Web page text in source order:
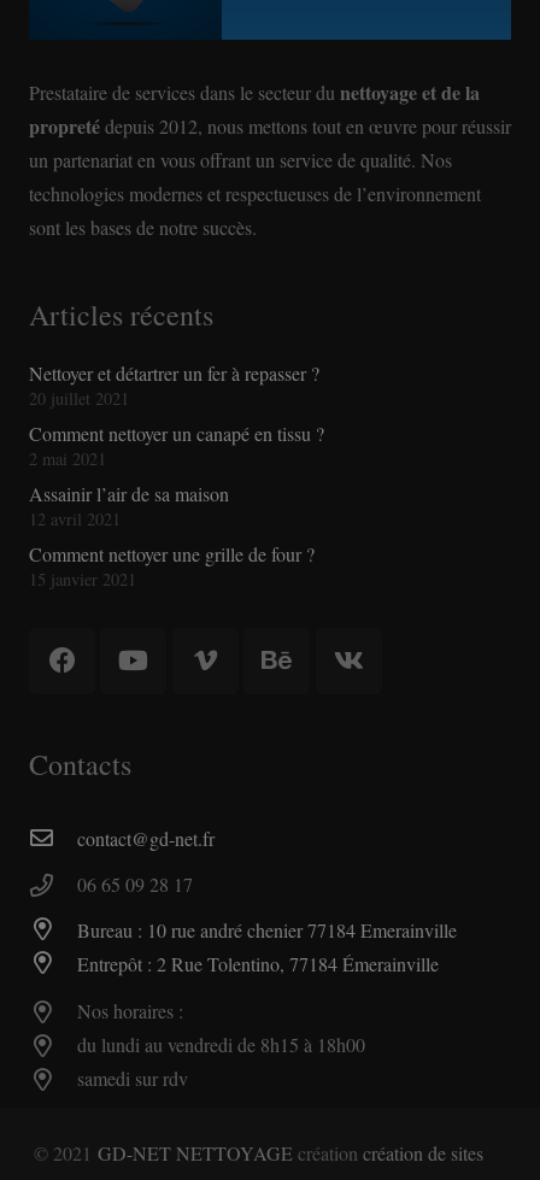
Prestataire de services dans le secteur du nettoyage et de la
propretédepuis 2012, nous mettons tout en œuvre pour réussir
un partenariat en vous offrant un service de qualité. Nos
technologies modernes et respectueuses de l’environnement
sont les bases de notre succès.
Articles récents
Nettoyer et détartrer un fer à repasser ?
20 juillet 2021
Comment nettoyer un canapé en tissu ?
2 mai 2021
Assainir l’air de sa maison
12 avril 2021
Comment nettoyer une grille de four ?
15 janvier 2021
Contacts
contact@gd-net.fr
06 65 09 28 17
Bureau : 10 rue andré chenier 77184 Emerainville
Entrepôt : 2 Rue Tolentino, 77184 Émerainville
Nos horaires :
du lundi au vendredi de 8h15 à 18h00
samedi sur rdv
© 2021 GD-NET NETTOYAGEcréation création de sites